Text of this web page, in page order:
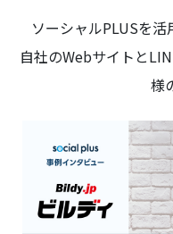
ソーシャルPLUSを活
自社のWebサイトと
様